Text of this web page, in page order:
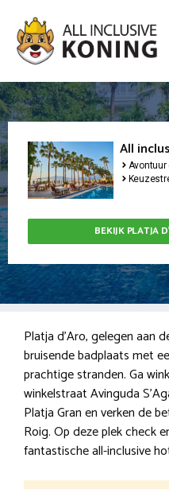
naar
inhoud
All
Avontuur
BEKIJK PLATJA
Platja d’Aro, gelegen aan
bruisende badplaats met
prachtige stranden. Ga
winkelstraat Avinguda
Platja Gran en verken de
Roig. Op deze plek check
fantastische all-inclusive